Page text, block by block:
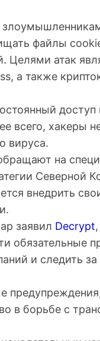
файлы
Целями атак
а также
всего, хакеры
вируса.
на
Северной
внедрить
заявил Decrypt
обязательные
и следить
в борьбе с